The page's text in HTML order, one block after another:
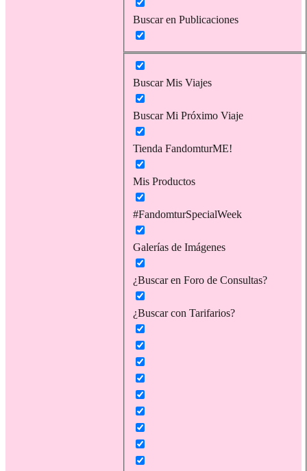
Buscar en Publicaciones
Buscar Mis Viajes
Buscar Mi Próximo Viaje
Tienda FandomturME!
Mis Productos
#FandomturSpecialWeek
Galerías de Imágenes
¿Buscar en Foro de Consultas?
¿Buscar con Tarifarios?